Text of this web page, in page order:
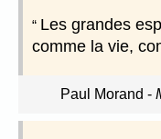
Les grandes
comme la vie,
Paul Morand -